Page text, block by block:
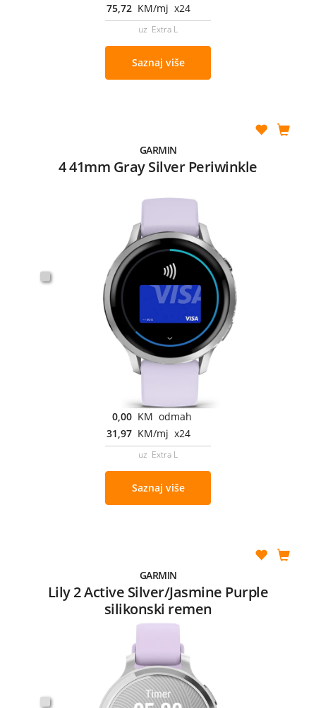
75,72 KM/mj x24
uz Extra L
Saznaj više
GARMIN
4 41mm Gray Silver Periwinkle
0,00 KM odmah
31,97 KM/mj x24
uz Extra L
Saznaj više
GARMIN
Lily 2 Active Silver/Jasmine Purple
silikonski remen